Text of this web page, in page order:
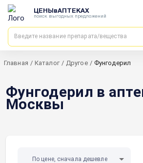
ЦЕНЫвАПТЕКАХ
поиск выгодных предложений
Главная / Каталог / Другое / Фунгодерил
Фунгодерил в
Москвы
По цене, сначала дешевле